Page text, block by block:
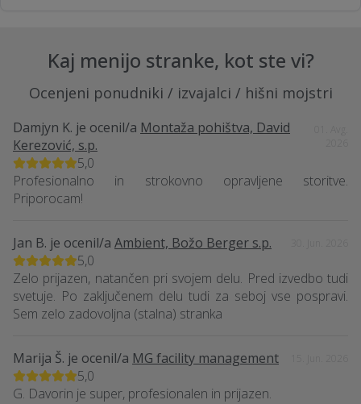
Kaj menijo stranke, kot ste vi?
Ocenjeni ponudniki / izvajalci / hišni mojstri
Damjyn K. je ocenil/a Montaža pohištva, David
Kerezović, s.p.
5,0
Profesionalno in strokovno opravljene storitve.
Priporocam!
Jan B. je ocenil/a Ambient, Božo Berger s.p.
5,0
Zelo prijazen, natančen pri svojem delu. Pred izvedbo tudi
svetuje. Po zaključenem delu tudi za seboj vse pospravi.
Sem zelo zadovoljna (stalna) stranka
Marija Š. je ocenil/a MG facility management
5,0
G. Davorin je super, profesionalen in prijazen.